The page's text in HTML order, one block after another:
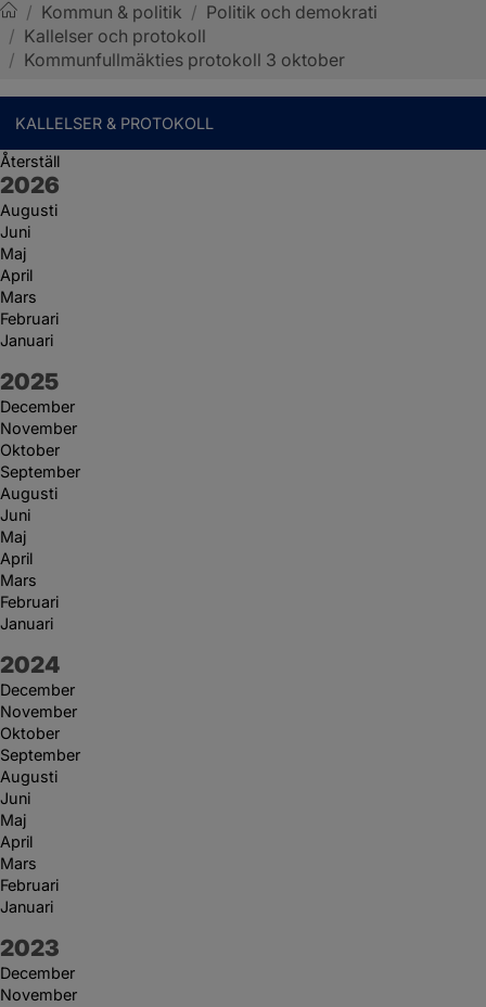
Sotenäs kommun
/ Kommun & politik / Politik och demokrati
/ Kallelser och protokoll
/ Kommunfullmäkties protokoll 3 oktober
KALLELSER & PROTOKOLL
Återställ
År:
2026
Augusti
Juni
Maj
April
Mars
Februari
Januari
År:
2025
December
November
Oktober
September
Augusti
Juni
Maj
April
Mars
Februari
Januari
År:
2024
December
November
Oktober
September
Augusti
Juni
Maj
April
Mars
Februari
Januari
År:
2023
December
November